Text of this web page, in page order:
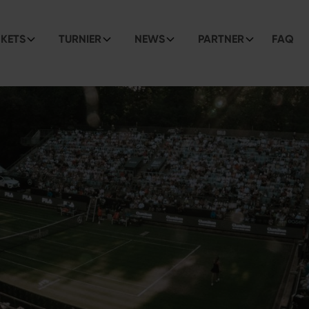
TURNIER NEWS PARTNER FAQ